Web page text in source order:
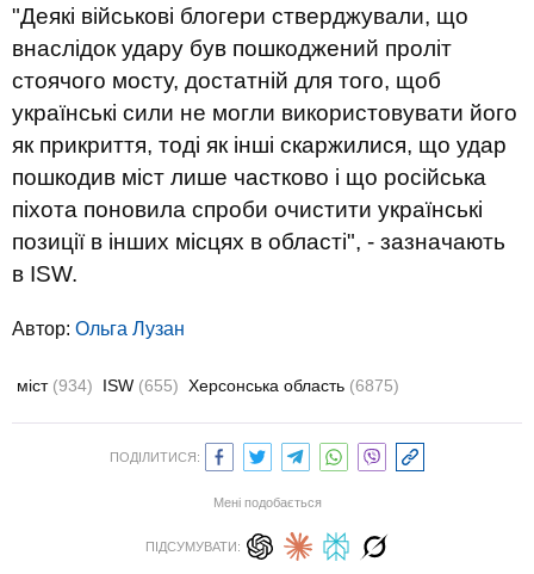
"Деякі військові блогери стверджували, що
внаслідок удару був пошкоджений проліт
стоячого мосту, достатній для того, щоб
українські сили не могли використовувати його
як прикриття, тоді як інші скаржилися, що удар
пошкодив міст лише частково і що російська
піхота поновила спроби очистити українські
позиції в інших місцях в області", - зазначають
в ISW.
Автор: Ольга Лузан
міст (934) ISW (655) Херсонська область (6875)
ПОДІЛИТИСЯ:
Мені подобається
ПІДСУМУВАТИ: